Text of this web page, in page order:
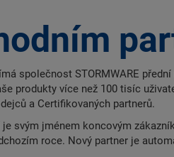
společnost STORMWARE
produkty více než 100 tisíc
a Certifikovaných partnerů.
svým jménem koncovým
roce. Nový partner je